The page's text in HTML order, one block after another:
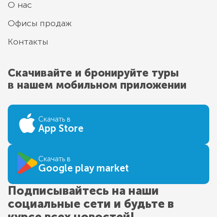
О нас
Офисы продаж
Контакты
Скачивайте и бронируйте туры
в нашем мобильном приложении
Скачать в
App Store
Скачать в
Google play market
Подписывайтесь на наши
социальные сети и будьте в